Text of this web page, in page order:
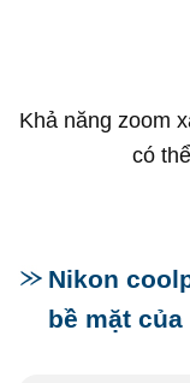
Khả năng zoom
có
Nikon
bề mặt